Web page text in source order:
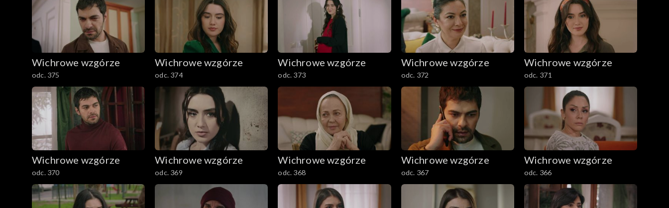
Wichrowe wzgórze
odc. 375
Wichrowe wzgórze
odc. 374
Wichrowe wzgórze
odc. 373
Wichrowe wzgórze
odc. 372
Wichrowe wzgórze
odc. 371
Wichrowe wzgórze
odc. 370
Wichrowe wzgórze
odc. 369
Wichrowe wzgórze
odc. 368
Wichrowe wzgórze
odc. 367
Wichrowe wzgórze
odc. 366